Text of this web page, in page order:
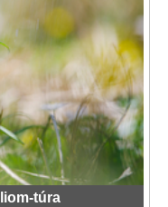
túra